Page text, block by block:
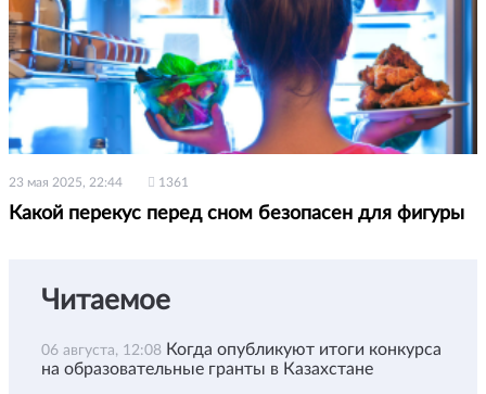
23 мая 2025, 22:44 1361
Какой перекус перед сном безопасен для фигуры
Читаемое
06 августа, 12:08 Когда опубликуют итоги конкурса
на образовательные гранты в Казахстане